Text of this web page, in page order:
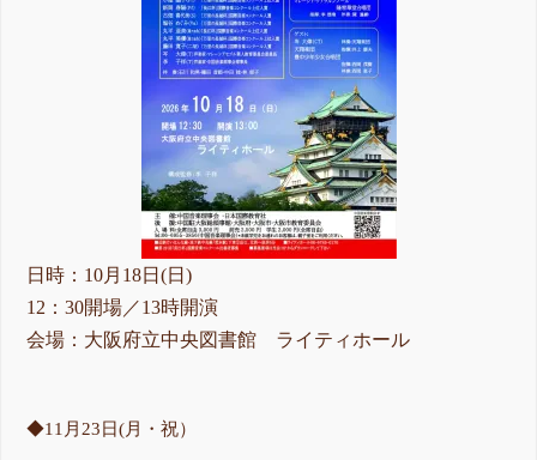
日時：10月18日(日)
12：30開場／13時開演
会場：大阪府立中央図書館 ライティホール
◆11月23日(月・祝）